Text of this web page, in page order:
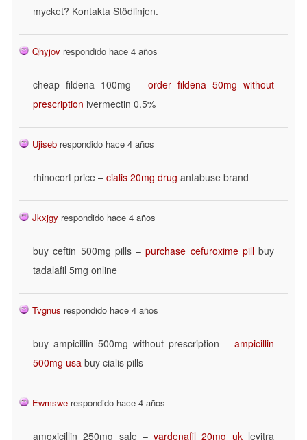
mycket? Kontakta Stödlinjen.
Qhyjov respondido hace 4 años
cheap fildena 100mg –order fildena 50mg without
prescription ivermectin 0.5%
Ujiseb respondido hace 4 años
rhinocort price – cialis 20mg drug antabuse brand
Jkxjgy respondido hace 4 años
buy ceftin 500mg pills –purchase cefuroxime pillbuy
tadalafil 5mg online
Tvgnus respondido hace 4 años
buy ampicillin 500mg without prescription – ampicillin
500mg usa buy cialis pills
Ewmswe respondido hace 4 años
amoxicillin 250mg sale –vardenafil 20mg uklevitra